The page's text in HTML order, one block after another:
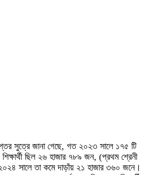
সুত্রে জানা গেছে, গত ২০২৩ সালে ১৭৫ টি
শিক্ষার্থী ছিল ২৬ হাজার ৭৮৯ জন, (প্রথম শ্রেনী
সালে তা কমে দাড়াঁয় ২১ হাজার ৩৬০ জনে।